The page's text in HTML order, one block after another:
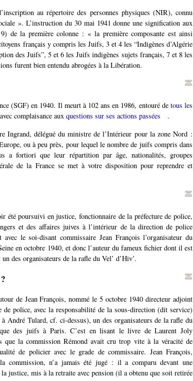
au répertoire des personnes physiques (NIR), connu
». L’instruction du 30 mai 1941 donne une signification aux
de la première colonne : « la première composante est ainsi
français y compris les Juifs, 3 et 4 les “Indigènes d’Algérie
des Juifs”, 5 et 6 les Juifs indigènes sujets français, 7 et 8 les
furent bien entendu abrogées à la Libération.
(SGF) en 1940. Il meurt à 102 ans en 1986, entouré de tous les
complaisance aux questions sur ses actions passées
.
Ingrand, délégué du ministre de l’Intérieur pour la zone Nord :
ou à peu près, pour lequel le nombre de juifs compris dans
a fortiori que leur répartition par âge, nationalités, groupes
de la France se met à votre disposition pour reprendre et
été poursuivi en justice, fonctionnaire de la préfecture de police,
et des affaires juives à l’intérieur de la direction de police
le soi-disant commissaire Jean François l’organisateur du
en octobre 1940, et donc l’auteur du fameux fichier dont il est
des organisateurs de la rafle du Vel’ d’Hiv’.
de Jean François, nommé le 5 octobre 1940 directeur adjoint
de police, avec la responsabilité de la sous-direction (dit service)
André Tulard, cf. ci-dessus), un des organisateurs de la rafle du
des juifs à Paris. C’est en lisant le livre de Laurent Joly
que la commission Rémond avait cru trop vite à la véracité de
de policier avec le grade de commissaire. Jean François,
commission, n’a jamais été jugé : il a comparu devant une
justice, mis à la retraite avec pension (il a obtenu que soit retirée